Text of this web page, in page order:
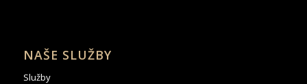
NAŠE SLUŽBY
Služby